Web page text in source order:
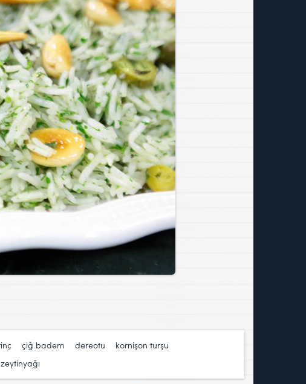
çiğ badem dereotu kornişon turşu
zeytinyağı